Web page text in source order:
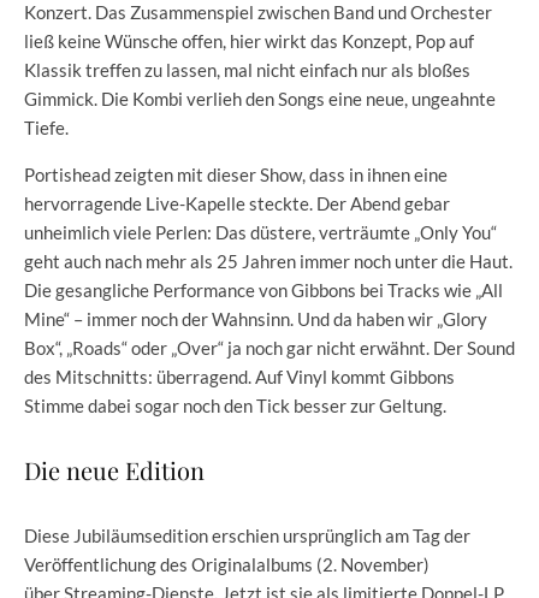
Konzert. Das Zusammenspiel zwischen Band und Orchester
ließ keine Wünsche offen, hier wirkt das Konzept, Pop auf
Klassik treffen zu lassen, mal nicht einfach nur als bloßes
Gimmick. Die Kombi verlieh den Songs eine neue, ungeahnte
Tiefe.
Portishead zeigten mit dieser Show, dass in ihnen eine
hervorragende Live-Kapelle steckte. Der Abend gebar
unheimlich viele Perlen: Das düstere, verträumte „Only You“
geht auch nach mehr als 25 Jahren immer noch unter die Haut.
Die gesangliche Performance von Gibbons bei Tracks wie „All
Mine“ – immer noch der Wahnsinn. Und da haben wir „Glory
Box“, „Roads“ oder „Over“ ja noch gar nicht erwähnt. Der Sound
des Mitschnitts: überragend. Auf Vinyl kommt Gibbons
Stimme dabei sogar noch den Tick besser zur Geltung.
Die neue Edition
Diese Jubiläumsedition erschien ursprünglich am Tag der
Veröffentlichung des Originalalbums (2. November)
über Streaming-Dienste. Jetzt ist sie als limitierte Doppel-LP